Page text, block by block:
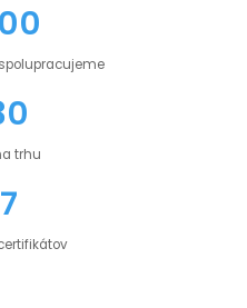
trhu